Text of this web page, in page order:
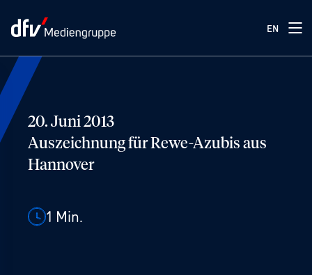
EN
20. Juni 2013
Auszeichnung für Rewe-Azubis aus
Hannover
1 Min.